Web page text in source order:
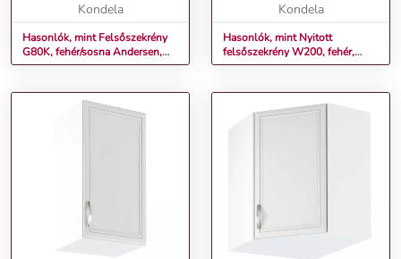
Kondela
Hasonlók, mint Felsőszekrény
G80K, fehér/sosna Andersen,
SICILIA
Kondela
Hasonlók, mint Nyitott
felsőszekrény W200, fehér,
SICILIA